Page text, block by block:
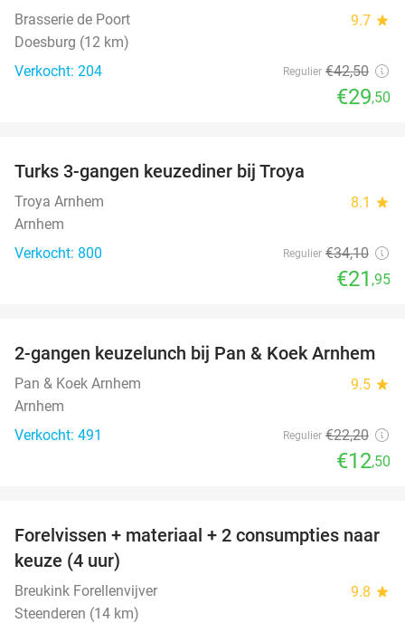
Brasserie de Poort 9.7 star
Doesburg (12 km)
Verkocht: 204
Regulier €42,50
€29,50
Turks 3-gangen keuzediner bij Troya
Troya Arnhem 8.1 star
Arnhem
Verkocht: 800
Regulier €34,10
€21 ,95
44%
2-gangen keuzelunch bij Pan & Koek Arnhem
Pan & Koek Arnhem 9.5 star
Arnhem
Verkocht: 491
Regulier €22,20
€12,50
50%
Forelvissen + materiaal + 2 consumpties naar
keuze (4 uur)
Breukink Forellenvijver 9.8 star
Steenderen (14 km)